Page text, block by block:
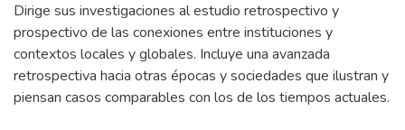
Dirige sus investigaciones al estudio retrospectivo y
prospectivo de las conexiones entre instituciones y
contextos locales y globales. Incluye una avanzada
retrospectiva hacia otras épocas y sociedades que ilustran y
piensan casos comparables con los de los tiempos actuales.